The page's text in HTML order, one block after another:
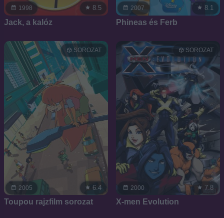
1998 8.5
Jack, a kalóz
2007 8.1
Phineas és Ferb
2005
SOROZAT
6.4
Toupou rajzfilm sorozat
2000
SOROZAT
7.8
X-men Evolution